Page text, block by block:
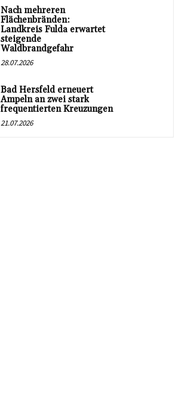
Nach mehreren
Flächenbränden:
Landkreis Fulda erwartet
steigende
Waldbrandgefahr
28.07.2026
Bad Hersfeld erneuert
Ampeln an zwei stark
frequentierten Kreuzungen
21.07.2026